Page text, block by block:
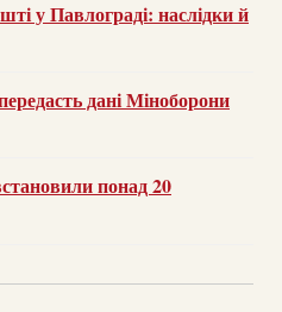
у Павлограді: наслідки й
дані Міноборони
понад 20